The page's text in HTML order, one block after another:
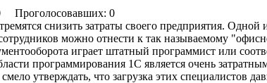
0 Проголосовавших: 0
снизить затраты своего предприятия.
можно отнести к так называемому
играет штатный программист или
программирования 1С является очень
утверждать, что загрузка этих специалистов